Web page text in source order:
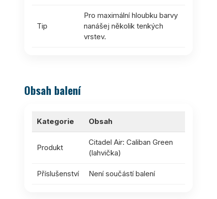
Tip
Pro maximální hloubku barvy
nanášej několik tenkých
vrstev.
Obsah balení
Kategorie Obsah
Produkt
Citadel Air: Caliban Green
(lahvička)
Příslušenství Není součástí balení